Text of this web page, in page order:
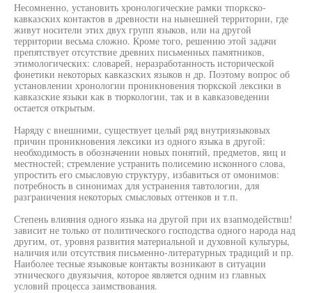
Несомненно, установить хронологические рамки тпоркско-
кавказских контактов в древности на нынешней территории, где
живут носители этих двух групп языков, или на другой
территории весьма сложно. Кроме того, решению этой задачи
препятствует отсутствие древних письменных памятников,
этимологических: словарей, неразработанность исторической
фонетики некоторых кавказских языков н др. Поэтому вопрос об
установлении хронологии проникновения тюркской лексики в
кавказские языки как в тюркологии, так и в кавказоведении
остается открытым.
Наряду с внешними, существует целый ряд внутриязыковых
причин проникновения лексики из одного языка в другой:
необходимость в обозначении новых понятий, предметов, яиц и
местностей; стремление устранить полисемию исконного слова,
упростить его смысловую структуру, избавиться от омонимов:
потребность в синонимах для устранения тавтологии, для
разграничения некоторых смысловых оттенков и т.п.
Степень влияния одного языка на другой при их взапмодействш!
зависит не только от политического господства одного народа над
другим, от, уровня развития материальной и духовной культуры,
наличия или отсутствия письменно-литературных традиций и пр.
Наиболее тесные языковые контакты возникают в ситуации
этнического двуязычия, которое является одним из главных
условий процесса заимствования.